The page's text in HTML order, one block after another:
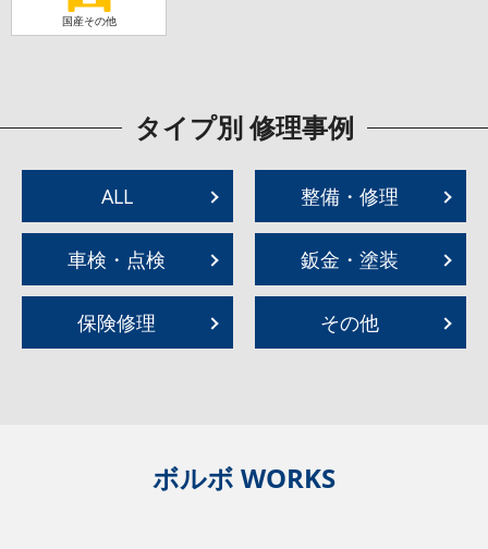
国産その他
タイプ別 修理事例
ALL 整備・修理
車検・点検 鈑金・塗装
保険修理 その他
ボルボ WORKS